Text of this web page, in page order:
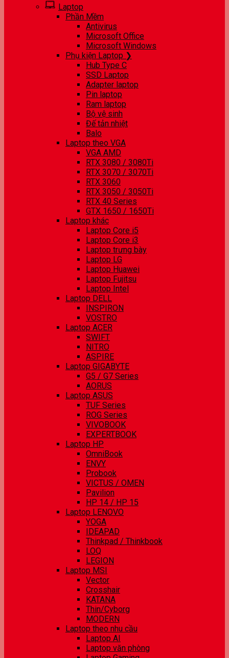
Laptop
Phần Mềm
Antivirus
Microsoft Office
Microsoft Windows
Phụ kiện Laptop ❯
Hub Type C
SSD Laptop
Adapter laptop
Pin laptop
Ram laptop
Bộ vệ sinh
Đế tản nhiệt
Balo
Laptop theo VGA
VGA AMD
RTX 3080 / 3080Ti
RTX 3070 / 3070Ti
RTX 3060
RTX 3050 / 3050Ti
RTX 40 Series
GTX 1650 / 1650Ti
Laptop khác
Laptop Core i5
Laptop Core i3
Laptop trưng bày
Laptop LG
Laptop Huawei
Laptop Fujitsu
Laptop Intel
Laptop DELL
INSPIRON
VOSTRO
Laptop ACER
SWIFT
NITRO
ASPIRE
Laptop GIGABYTE
G5 / G7 Series
AORUS
Laptop ASUS
TUF Series
ROG Series
VIVOBOOK
EXPERTBOOK
Laptop HP
OmniBook
ENVY
Probook
VICTUS / OMEN
Pavilion
HP 14 / HP 15
Laptop LENOVO
YOGA
IDEAPAD
Thinkpad / Thinkbook
LOQ
LEGION
Laptop MSI
Vector
Crosshair
KATANA
Thin/Cyborg
MODERN
Laptop theo nhu cầu
Laptop AI
Laptop văn phòng